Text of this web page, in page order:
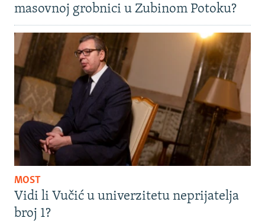
masovnoj grobnici u Zubinom Potoku?
MOST
Vidi li Vučić u univerzitetu neprijatelja
broj 1?